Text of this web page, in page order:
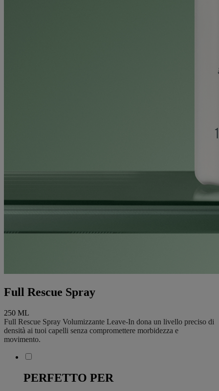
Full Rescue Spray
250 ML
Full Rescue Spray Volumizzante Leave-In dona un livello preciso di
densità ai tuoi capelli senza compromettere morbidezza e
movimento.
PERFETTO PER